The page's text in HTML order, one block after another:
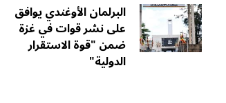
البرلمان الأوغندي يوافق
على نشر قوات في غزة
ضمن "قوة الاستقرار
الدولية"